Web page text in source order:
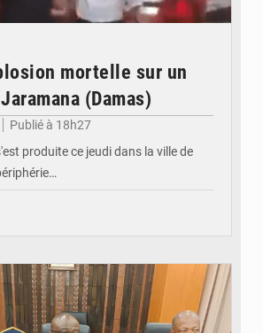
mortelle sur un
(Damas)
Publié à 18h27
produite ce jeudi dans la ville de